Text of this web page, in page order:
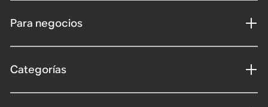
Para negocios
Categorías